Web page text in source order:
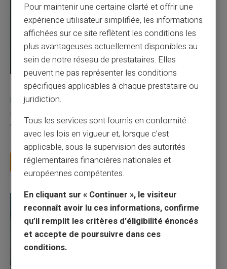
03/08/2026 Veritas Carte prépayée
Une carte bancaire gratuite sans compte, ça
existe ?
Vous avez tapé cette recherche parce que votre banque vous
facture 50 € par an pour une carte que vo...
Lire la suite
Pour maintenir une certaine clarté et offrir une
expérience utilisateur simplifiée, les informations
affichées sur ce site reflètent les conditions les
plus avantageuses actuellement disponibles au
sein de notre réseau de prestataires. Elles
peuvent ne pas représenter les conditions
spécifiques applicables à chaque prestataire ou
juridiction.
Tous les services sont fournis en conformité
avec les lois en vigueur et, lorsque c’est
applicable, sous la supervision des autorités
réglementaires financières nationales et
européennes compétentes.
En cliquant sur « Continuer », le visiteur
reconnaît avoir lu ces informations, confirme
qu’il remplit les critères d’éligibilité énoncés
et accepte de poursuivre dans ces
conditions.